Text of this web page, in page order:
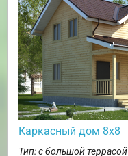
Каркасный дом 8х8
Тип: с большой террасой